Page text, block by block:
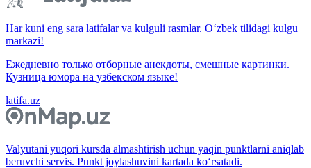
Har kuni eng sara latifalar va kulguli rasmlar. O‘zbek tilidagi kulgu
markazi!
Ежедневно только отборные анекдоты, смешные картинки.
Кузница юмора на узбекском языке!
latifa.uz
Valyutani yuqori kursda almashtirish uchun yaqin punktlarni aniqlab
beruvchi servis. Punkt joylashuvini kartada ko‘rsatadi.